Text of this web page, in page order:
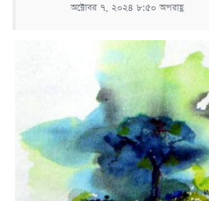
অক্টোবর ৭, ২০২৪ ৮:৫০ অপরাহ্ণ